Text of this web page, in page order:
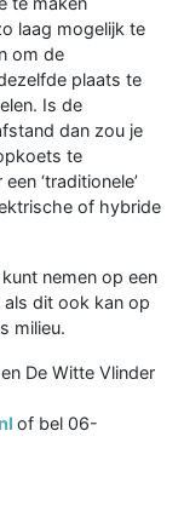
laag mogelijk te
om de
plaats te
Is de
dan zou je
te
‘traditionele’
of hybride
nemen op een
als dit ook kan op
milieu.
De Witte Vlinder
of bel 06-